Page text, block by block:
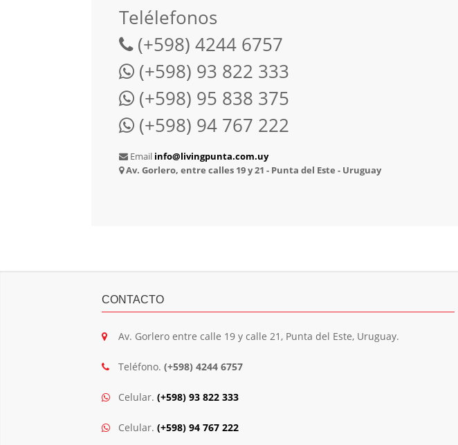
Telélefonos
(+598) 4244 6757
(+598) 93 822 333
(+598) 95 838 375
(+598) 94 767 222
Email info@livingpunta.com.uy
Av. Gorlero, entre calles 19 y 21 - Punta del Este - Uruguay
CONTACTO
Av. Gorlero entre calle 19 y calle 21, Punta del Este, Uruguay.
Teléfono. (+598) 4244 6757
Celular. (+598) 93 822 333
Celular. (+598) 94 767 222